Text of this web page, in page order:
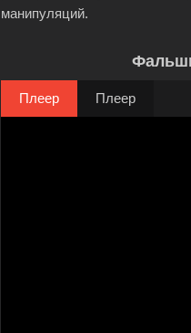
манипуляций.
Плеер Плеер